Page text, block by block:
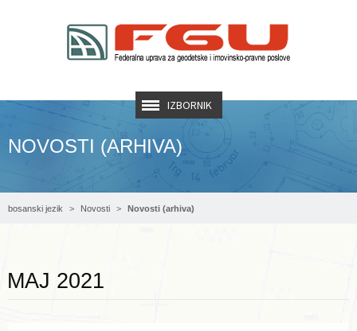
IZBORNIK
NOVOSTI (ARHIVA)
bosanski jezik Novosti Novosti (arhiva)
MAJ 2021